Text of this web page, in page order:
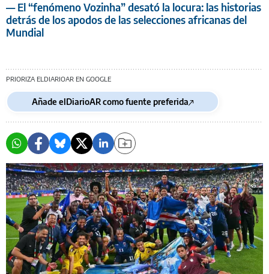
— El “fenómeno Vozinha” desató la locura: las historias
detrás de los apodos de las selecciones africanas del
Mundial
PRIORIZA ELDIARIOAR EN GOOGLE
Añade elDiarioAR como fuente preferida